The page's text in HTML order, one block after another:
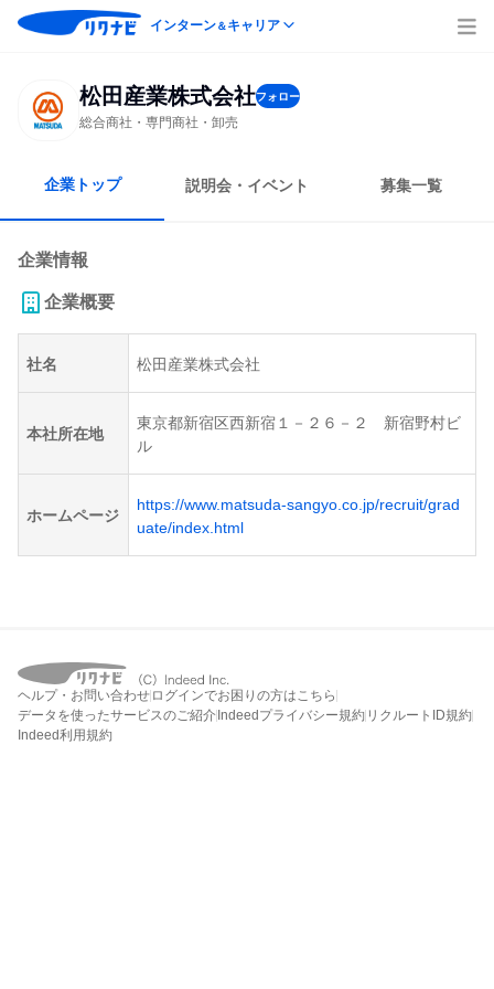
インターン＆キャリア
松田産業株式会社フォロー
総合商社・専門商社・卸売
企業トップ 説明会・イベント 募集一覧
企業情報
企業概要
社名 松田産業株式会社
本社所在地
東京都新宿区西新宿１－２６－２ 新宿野村ビ
ル
ホームページ
https://www.matsuda-sangyo.co.jp/recruit/grad
uate/index.html
ヘルプ・お問い合わせ ログインでお困りの方はこちら
データを使ったサービスのご紹介 Indeedプライバシー規約 リクルートID規約
Indeed利用規約